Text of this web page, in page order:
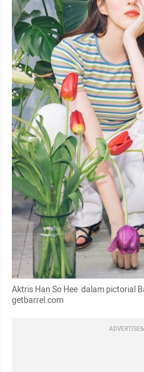
Aktris Han So Hee  dalam pictorial
getbarrel.com